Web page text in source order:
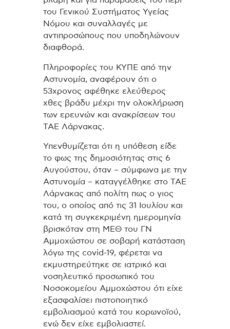
του Γενικού Συστήματος Υγείας
Νόμου και συναλλαγές με
αντιπροσώπους που υποδηλώνουν
διαφθορά.
Πληροφορίες του ΚΥΠΕ από την
Αστυνομία, αναφέρουν ότι ο
53χρονος αφέθηκε ελεύθερος
χθες βράδυ μέχρι την ολοκλήρωση
των ερευνών και ανακρίσεων του
ΤΑΕ Λάρνακας.
Υπενθυμίζεται ότι η υπόθεση είδε
το φως της δημοσιότητας στις 6
Αυγούστου, όταν – σύμφωνα με την
Αστυνομία – καταγγέλθηκε στο ΤΑΕ
Λάρνακας από πολίτη πως ο γιος
του, ο οποίος από τις 31 Ιουλίου και
κατά τη συγκεκριμένη ημερομηνία
βρισκόταν στη ΜΕΘ του ΓΝ
Αμμοχώστου σε σοβαρή κατάσταση
λόγω της covid-19, φέρεται να
εκμυστηρεύτηκε σε ιατρικό και
νοσηλευτικό προσωπικό του
Νοσοκομείου Αμμοχώστου ότι είχε
εξασφαλίσει πιστοποιητικό
εμβολιασμού κατά του κορωνοϊού,
ενώ δεν είχε εμβολιαστεί.